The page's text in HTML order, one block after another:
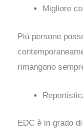
Migliore
Più persone
rimangono
EDC è in grado